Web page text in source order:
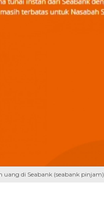
uang di Seabank (seabank pinjam)